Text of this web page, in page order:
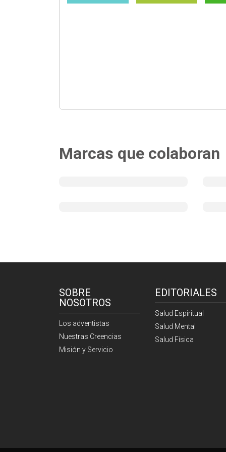
Marcas que colaboran
SOBRE
NOSOTROS
Los adventistas
Nuestras Creencias
Misión y Servicio
EDITORIALES
Salud Espiritual
Salud Mental
Salud Física